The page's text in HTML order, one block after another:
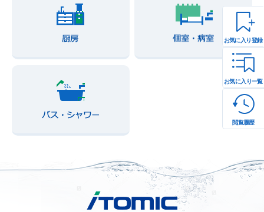
お気に入り登録
お気に入り一覧
閲覧履歴